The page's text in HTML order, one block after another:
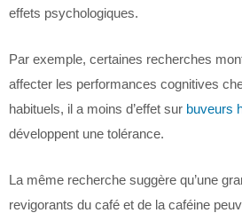
effets psychologiques.
Par exemple, certaines recherches
affecter les performances cognitives
habituels, il a moins d’effet sur buveurs
développent une tolérance.
La même recherche suggère qu’une
revigorants du café et de la caféine